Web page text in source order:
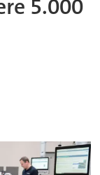
5.000